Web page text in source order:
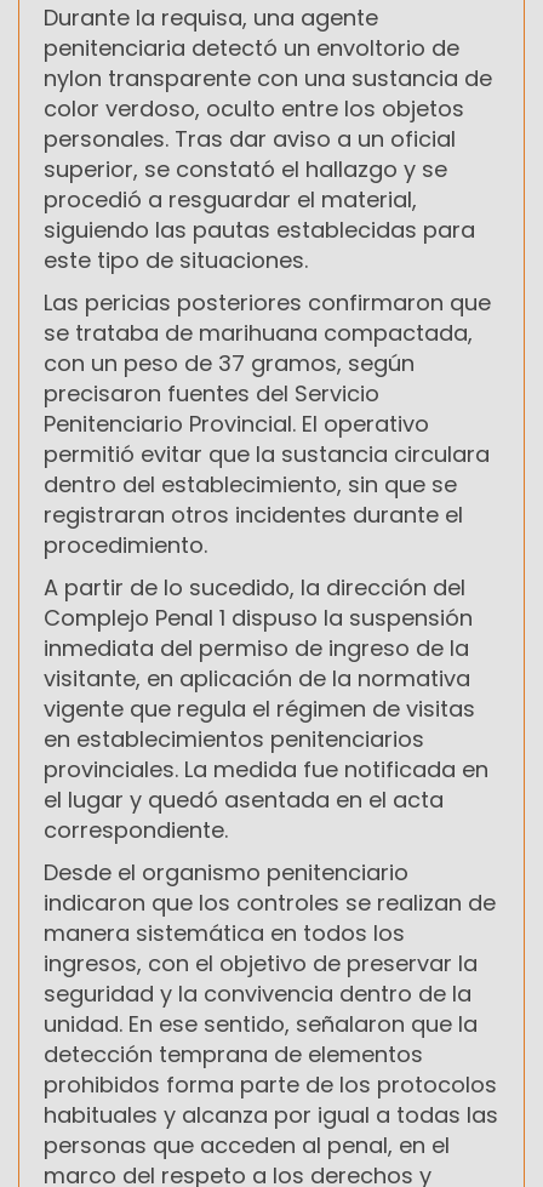
Durante la requisa, una agente
penitenciaria detectó un envoltorio de
nylon transparente con una sustancia de
color verdoso, oculto entre los objetos
personales. Tras dar aviso a un oficial
superior, se constató el hallazgo y se
procedió a resguardar el material,
siguiendo las pautas establecidas para
este tipo de situaciones.
Las pericias posteriores confirmaron que
se trataba de marihuana compactada,
con un peso de 37 gramos, según
precisaron fuentes del Servicio
Penitenciario Provincial. El operativo
permitió evitar que la sustancia circulara
dentro del establecimiento, sin que se
registraran otros incidentes durante el
procedimiento.
A partir de lo sucedido, la dirección del
Complejo Penal 1 dispuso la suspensión
inmediata del permiso de ingreso de la
visitante, en aplicación de la normativa
vigente que regula el régimen de visitas
en establecimientos penitenciarios
provinciales. La medida fue notificada en
el lugar y quedó asentada en el acta
correspondiente.
Desde el organismo penitenciario
indicaron que los controles se realizan de
manera sistemática en todos los
ingresos, con el objetivo de preservar la
seguridad y la convivencia dentro de la
unidad. En ese sentido, señalaron que la
detección temprana de elementos
prohibidos forma parte de los protocolos
habituales y alcanza por igual a todas las
personas que acceden al penal, en el
marco del respeto a los derechos y